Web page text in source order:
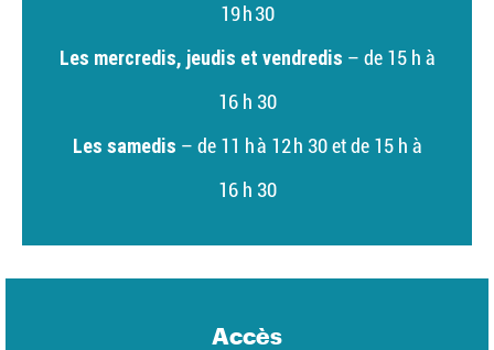
19 h 30
Les mercredis, jeudis et vendredis – de 15 h à
16 h 30
Les samedis – de 11 h à 12 h 30 et de 15 h à
16 h 30
Accès